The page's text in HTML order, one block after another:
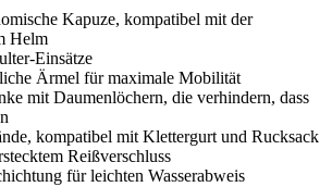
Kapuze, kompatibel mit der
Helm
Einsätze
Ärmel für maximale Mobilität
mit Daumenlöchern, die verhindern, dass
kompatibel mit Klettergurt und Rucksack
Reißverschluss
für leichten Wasserabweis